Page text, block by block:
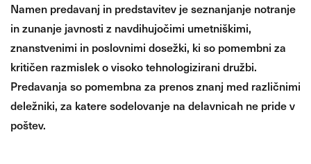
Namen predavanj in predstavitev je seznanjanje notranje
in zunanje javnosti z navdihujočimi umetniškimi,
znanstvenimi in poslovnimi dosežki, ki so pomembni za
kritičen razmislek o visoko tehnologizirani družbi.
Predavanja so pomembna za prenos znanj med različnimi
deležniki, za katere sodelovanje na delavnicah ne pride v
poštev.